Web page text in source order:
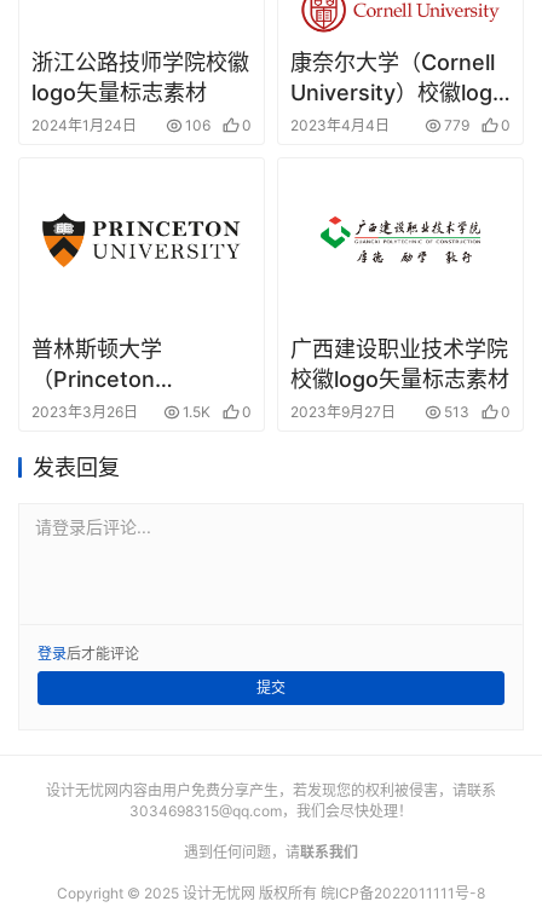
浙江公路技师学院校徽
logo矢量标志素材
2024年1月24日 106 0
康奈尔大学（Cornell
University）校徽logo
矢量标志素材
2023年4月4日 779 0
普林斯顿大学
（Princeton
University）校徽logo
2023年3月26日 1.5K 0
广西建设职业技术学院
校徽logo矢量标志素材
2023年9月27日 513 0
发表回复
请登录后评论...
登录后才能评论
提交
设计无忧网内容由用户免费分享产生，若发现您的权利被侵害，请联系
3034698315@qq.com，我们会尽快处理！
遇到任何问题，请联系我们
Copyright © 2025 设计无忧网 版权所有 皖ICP备2022011111号-8